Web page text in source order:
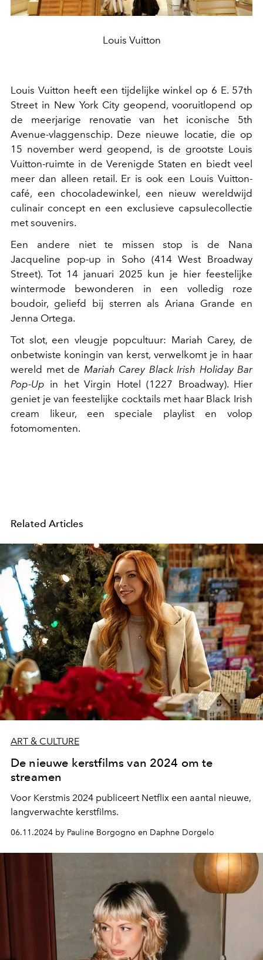
Louis Vuitton
Louis Vuitton heeft een tijdelijke winkel op 6 E. 57th
Street in New York City geopend, vooruitlopend op
de meerjarige renovatie van het iconische 5th
Avenue-vlaggenschip. Deze nieuwe locatie, die op
15 november werd geopend, is de grootste Louis
Vuitton-ruimte in de Verenigde Staten en biedt veel
meer dan alleen retail. Er is ook een Louis Vuitton-
café, een chocoladewinkel, een nieuw wereldwijd
culinair concept en een exclusieve capsulecollectie
met souvenirs.
Een andere niet te missen stop is de Nana
Jacqueline pop-up in Soho (414 West Broadway
Street). Tot 14 januari 2025 kun je hier feestelijke
wintermode bewonderen in een volledig roze
boudoir, geliefd bij sterren als Ariana Grande en
Jenna Ortega.
Tot slot, een vleugje popcultuur: Mariah Carey, de
onbetwiste koningin van kerst, verwelkomt je in haar
wereld met de Mariah Carey Black Irish Holiday Bar
Pop-Up in het Virgin Hotel (1227 Broadway). Hier
geniet je van feestelijke cocktails met haar Black Irish
cream likeur, een speciale playlist en volop
fotomomenten.
Related Articles
ART & CULTURE
De nieuwe kerstfilms van 2024 om te
streamen
Voor Kerstmis 2024 publiceert Netflix een aantal nieuwe,
langverwachte kerstfilms.
06.11.2024 by Pauline Borgogno en Daphne Dorgelo